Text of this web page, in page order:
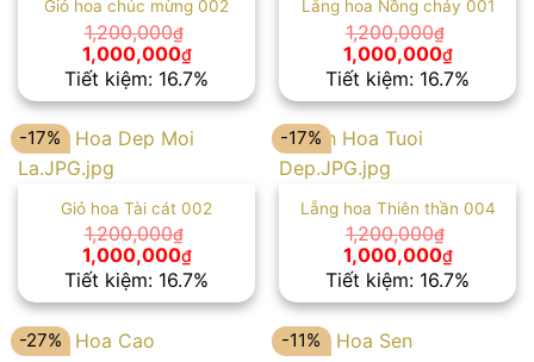
Giỏ hoa chúc mừng 002
1,200,000₫
Giá
gốc
là:
1,200,000₫.
1,000,000₫Giá
hiện
tại
là:
1,000,000₫.
Tiết kiệm: 16.7%
Lẵng hoa Nồng cháy 001
1,200,000₫
Giá
gốc
là:
1,200,000₫.
1,000,000₫Giá
hiện
tại
là:
Tiết kiệm: 16.7%
-17%
Giỏ hoa Tài cát 002
1,200,000₫
Giá
gốc
là:
1,200,000₫.
1,000,000₫Giá
hiện
tại
là:
1,000,000₫.
Tiết kiệm: 16.7%
-17%
Lẵng hoa Thiên thần 004
1,200,000₫
Giá
gốc
là:
1,200,000₫.
1,000,000₫Giá
hiện
tại
là:
Tiết kiệm: 16.7%
-27% -11%